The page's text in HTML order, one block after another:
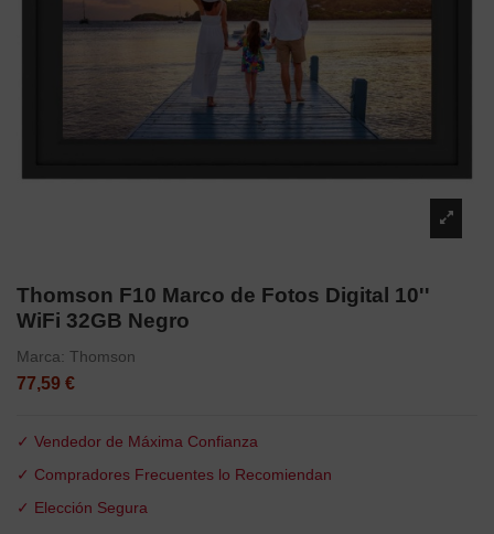
Thomson F10 Marco de Fotos Digital 10''
WiFi 32GB Negro
Marca: Thomson
77,59 €
✓ Vendedor de Máxima Confianza
✓ Compradores Frecuentes lo Recomiendan
✓ Elección Segura